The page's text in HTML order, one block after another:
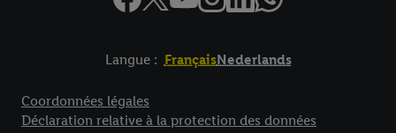
Langue : FrançaisNederlands
Coordonnées légales
Déclaration relative à la protection des données